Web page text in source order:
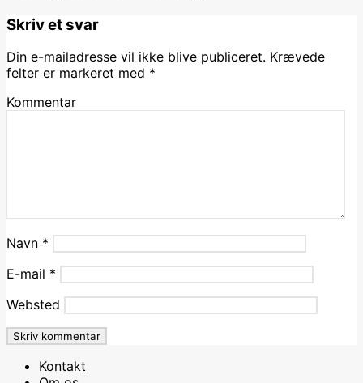
Skriv et svar
Din e-mailadresse vil ikke blive publiceret. Krævede
felter er markeret med *
Kommentar
Navn *
E-mail *
Websted
Kontakt